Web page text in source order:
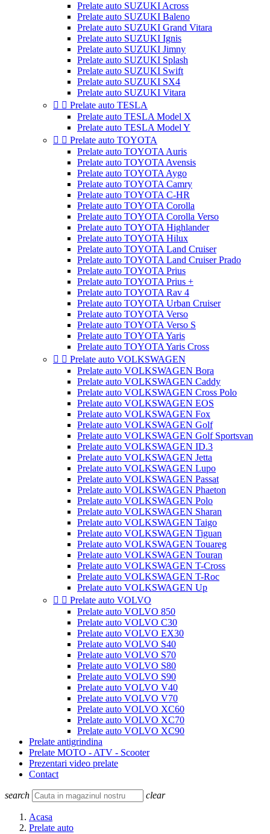
Prelate auto SUZUKI Across
Prelate auto SUZUKI Baleno
Prelate auto SUZUKI Grand Vitara
Prelate auto SUZUKI Ignis
Prelate auto SUZUKI Jimny
Prelate auto SUZUKI Splash
Prelate auto SUZUKI Swift
Prelate auto SUZUKI SX4
Prelate auto SUZUKI Vitara
  Prelate auto TESLA
Prelate auto TESLA Model X
Prelate auto TESLA Model Y
  Prelate auto TOYOTA
Prelate auto TOYOTA Auris
Prelate auto TOYOTA Avensis
Prelate auto TOYOTA Aygo
Prelate auto TOYOTA Camry
Prelate auto TOYOTA C-HR
Prelate auto TOYOTA Corolla
Prelate auto TOYOTA Corolla Verso
Prelate auto TOYOTA Highlander
Prelate auto TOYOTA Hilux
Prelate auto TOYOTA Land Cruiser
Prelate auto TOYOTA Land Cruiser Prado
Prelate auto TOYOTA Prius
Prelate auto TOYOTA Prius +
Prelate auto TOYOTA Rav 4
Prelate auto TOYOTA Urban Cruiser
Prelate auto TOYOTA Verso
Prelate auto TOYOTA Verso S
Prelate auto TOYOTA Yaris
Prelate auto TOYOTA Yaris Cross
  Prelate auto VOLKSWAGEN
Prelate auto VOLKSWAGEN Bora
Prelate auto VOLKSWAGEN Caddy
Prelate auto VOLKSWAGEN Cross Polo
Prelate auto VOLKSWAGEN EOS
Prelate auto VOLKSWAGEN Fox
Prelate auto VOLKSWAGEN Golf
Prelate auto VOLKSWAGEN Golf Sportsvan
Prelate auto VOLKSWAGEN ID.3
Prelate auto VOLKSWAGEN Jetta
Prelate auto VOLKSWAGEN Lupo
Prelate auto VOLKSWAGEN Passat
Prelate auto VOLKSWAGEN Phaeton
Prelate auto VOLKSWAGEN Polo
Prelate auto VOLKSWAGEN Sharan
Prelate auto VOLKSWAGEN Taigo
Prelate auto VOLKSWAGEN Tiguan
Prelate auto VOLKSWAGEN Touareg
Prelate auto VOLKSWAGEN Touran
Prelate auto VOLKSWAGEN T-Cross
Prelate auto VOLKSWAGEN T-Roc
Prelate auto VOLKSWAGEN Up
  Prelate auto VOLVO
Prelate auto VOLVO 850
Prelate auto VOLVO C30
Prelate auto VOLVO EX30
Prelate auto VOLVO S40
Prelate auto VOLVO S70
Prelate auto VOLVO S80
Prelate auto VOLVO S90
Prelate auto VOLVO V40
Prelate auto VOLVO V70
Prelate auto VOLVO XC60
Prelate auto VOLVO XC70
Prelate auto VOLVO XC90
Prelate antigrindina
Prelate MOTO - ATV - Scooter
Prezentari video prelate
Contact
search clear
Acasa
Prelate auto